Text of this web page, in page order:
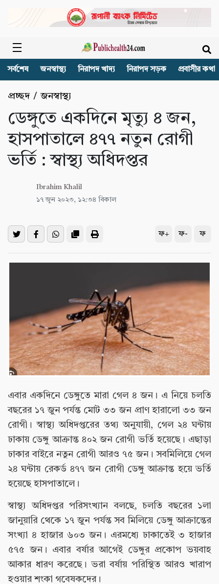
সর্বশেষ জনস্বাস্থ্য নিরাপদ খাদ্য নিরাপদ সড়ক প্রবাসীর কথা
প্রচ্ছদ /জনস্বাস্থ্য
ডেঙ্গুতে একদিনে মৃত্যু ৪ জন,
হাসপাতালে ৪৭৭ নতুন রোগী
ভর্তি : স্বাস্থ্য অধিদপ্তর
Ibrahim Khalil
১৭ জুন ২০২৩, ১২:৩৪ বিকাল
ফ+ ফ- ফ
এবার একদিনে ডেঙ্গুতে মারা গেল ৪ জন। এ নিয়ে চলতি
বছরের ১৭ জুন পর্যন্ত মোট ৩৩ জন প্রাণ হারালো ৩৩ জন
রোগী। স্বাস্থ্য অধিদপ্তরের তথ্য অনুযায়ী, গেল ২৪ ঘন্টায়
ঢাকায় ডেঙ্গু আক্রান্ত ৪০২ জন রোগী ভর্তি হয়েছে। এছাড়া
ঢাকার বাইরে নতুন রোগী আরও ৭৫ জন। সবমিলিয়ে গেল
২৪ ঘন্টায় রেকর্ড ৪৭৭ জন রোগী ডেঙ্গু আক্রান্ত হয়ে ভর্তি
হয়েছে হাসপাতালে।
স্বাস্থ্য অধিদপ্তর পরিসংখ্যান বলছে, চলতি বছরের ১লা
জানুয়ারি থেকে ১৭ জুন পর্যন্ত সব মিলিয়ে ডেঙ্গু আক্রান্তের
সংখ্যা ৪ হাজার ৬০৩ জন। এরমধ্যে ঢাকাতেই ৩ হাজার
৫৭৫ জন। এবার বর্ষার আগেই ডেঙ্গুর প্রকোপ ভয়বাহ
আকার ধারণ করেছে। ভরা বর্ষায় পরিস্থিত আরও খারাপ
হওয়ার শংকা গবেষকদের।